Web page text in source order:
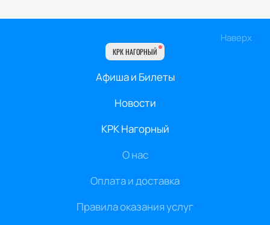
Наверх
КРК НАГОРНЫЙ
Афиша и Билеты
Новости
КРК Нагорный
О нас
Оплата и доставка
Правила оказания услуг